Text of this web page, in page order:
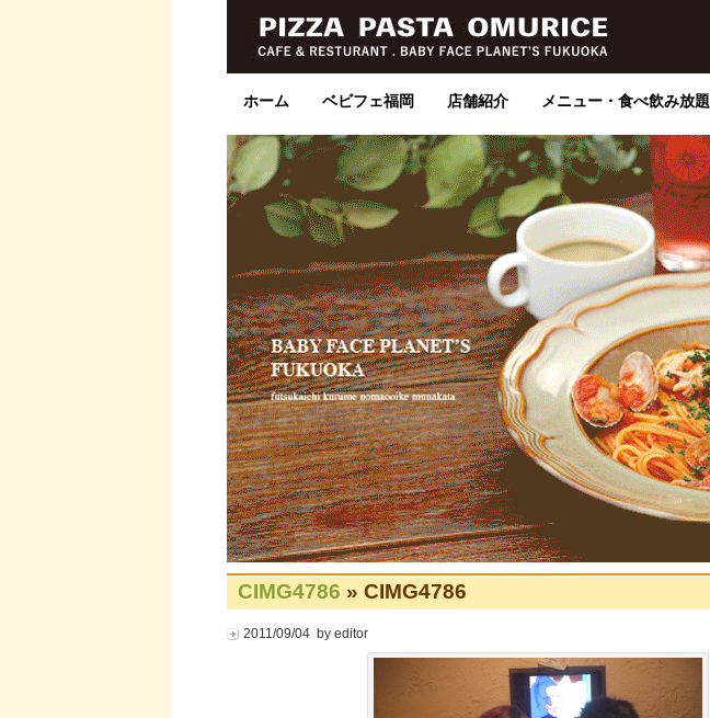
ホーム ベビフェ福岡 店舗紹介 メニュー・食べ飲み放題
CIMG4786 » CIMG4786
2011/09/04 by editor